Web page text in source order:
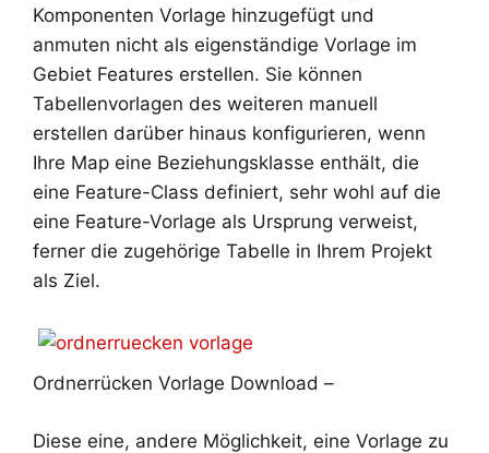
Komponenten Vorlage hinzugefügt und
anmuten nicht als eigenständige Vorlage im
Gebiet Features erstellen. Sie können
Tabellenvorlagen des weiteren manuell
erstellen darüber hinaus konfigurieren, wenn
Ihre Map eine Beziehungsklasse enthält, die
eine Feature-Class definiert, sehr wohl auf die
eine Feature-Vorlage als Ursprung verweist,
ferner die zugehörige Tabelle in Ihrem Projekt
als Ziel.
Ordnerrücken Vorlage Download –
Diese eine, andere Möglichkeit, eine Vorlage zu